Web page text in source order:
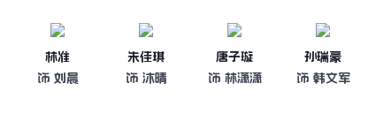
林准
饰 刘晨
朱佳琪
饰 沐晴
唐子璇
饰 林潇潇
孙瑞豪
饰 韩文军